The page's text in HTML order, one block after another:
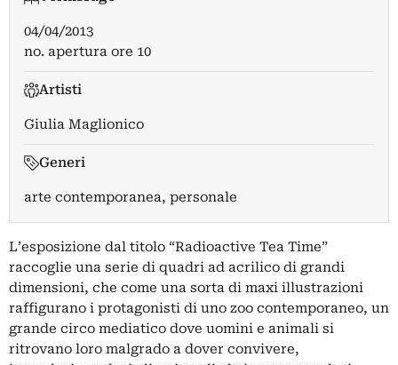
04/04/2013
no. apertura ore 10
Artisti
Giulia Maglionico
Generi
arte contemporanea, personale
L’esposizione dal titolo “Radioactive Tea Time”
raccoglie una serie di quadri ad acrilico di grandi
dimensioni, che come una sorta di maxi illustrazioni
raffigurano i protagonisti di uno zoo contemporaneo, un
grande circo mediatico dove uomini e animali si
ritrovano loro malgrado a dover convivere,